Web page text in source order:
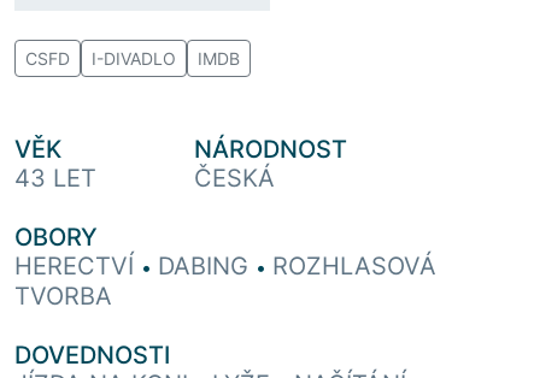
CSFD I-DIVADLO IMDB
VĚK
43 LET
NÁRODNOST
ČESKÁ
OBORY
HERECTVÍ • DABING • ROZHLASOVÁ
TVORBA
DOVEDNOSTI